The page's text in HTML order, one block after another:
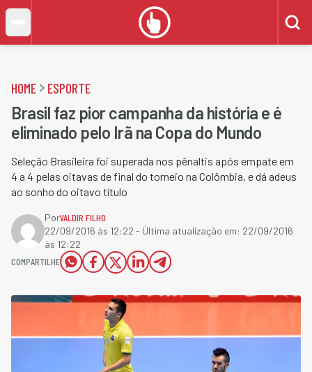
HOME ESPORTE
Brasil faz pior campanha da história e é
eliminado pelo Irã na Copa do Mundo
Seleção Brasileira foi superada nos pênaltis após empate em
4 a 4 pelas oitavas de final do torneio na Colômbia, e dá adeus
ao sonho do oitavo título
PorVALDIR FILHO
22/09/2016 às 12:22 - Última atualização em: 22/09/2016
às 12:22
COMPARTILHE